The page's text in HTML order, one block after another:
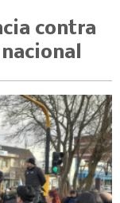
contra